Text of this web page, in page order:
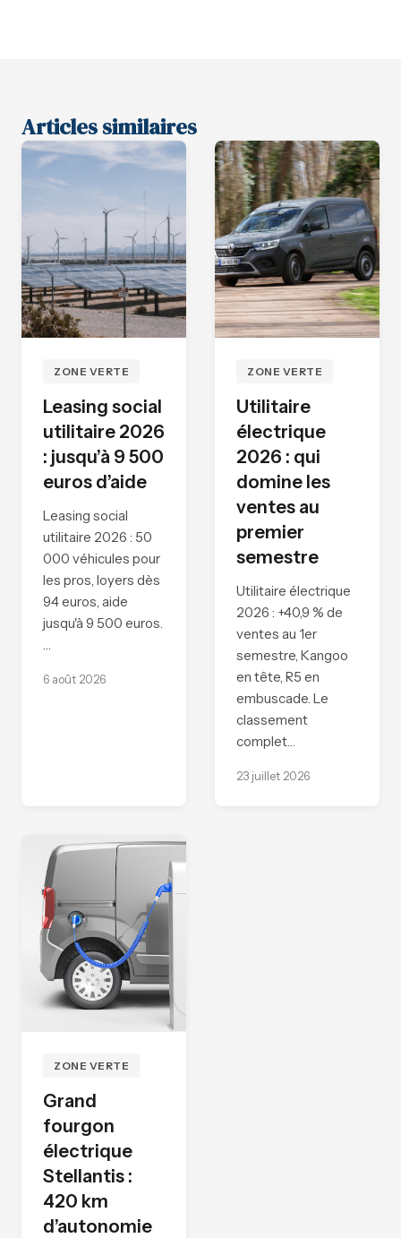
Articles similaires
ZONE VERTE
Leasing social
utilitaire 2026
: jusqu’à 9 500
euros d’aide
Leasing social
utilitaire 2026 : 50
000 véhicules pour
les pros, loyers dès
94 euros, aide
jusqu'à 9 500 euros.
…
6 août 2026
ZONE VERTE
Utilitaire
électrique
2026 : qui
domine les
ventes au
premier
semestre
Utilitaire électrique
2026 : +40,9 % de
ventes au 1er
semestre, Kangoo
en tête, R5 en
embuscade. Le
classement
complet…
23 juillet 2026
ZONE VERTE
Grand
fourgon
électrique
Stellantis :
420 km
d’autonomie